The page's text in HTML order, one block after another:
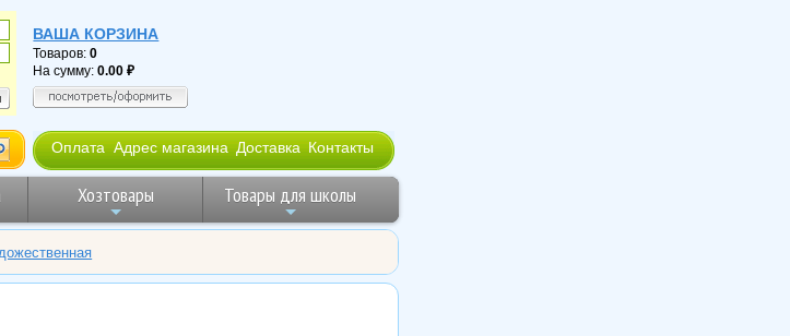
ВАША КОРЗИНА
Товаров:0
На сумму:0.00
Оплата Адрес магазина Доставка Контакты
Хозтовары Товары для школы